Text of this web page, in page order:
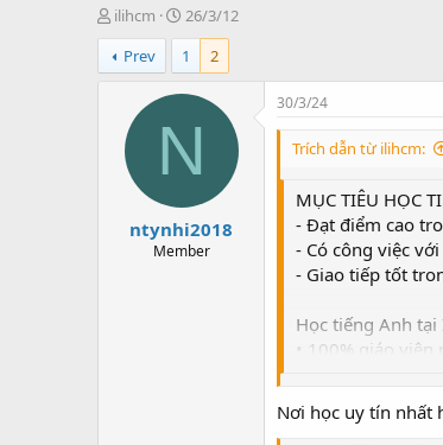
T
ạ
o
b
ilihcm
S
t
a
r
t
t
26/3/12
Prev
1 2
N
ntynhi2018
Member
30/3/24
Trích dẫn từ ilihcm:
MỤC TIÊU HỌC
- Đạt điểm cao
- Có công việc
- Giao tiếp tốt
Học tiếng Anh
• 100% giáo viên
• Giáo trình học
Nơi học uy tín nhất